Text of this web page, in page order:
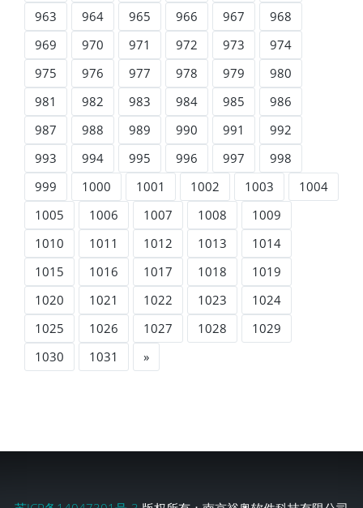
963
964 965 966 967
968
969
970 971 972 973
974
975
976 977 978 979
980
981
982 983 984 985
986
987
988 989 990 991
992
993
994 995 996 997
998
999
1000 1001 1002 1003
1004
1005
1006 1007 1008
1009
1010
1011 1012 1013
1014
1015
1016 1017 1018
1019
1020
1021 1022 1023
1024
1025
1026 1027 1028
1029
1030
1031 »